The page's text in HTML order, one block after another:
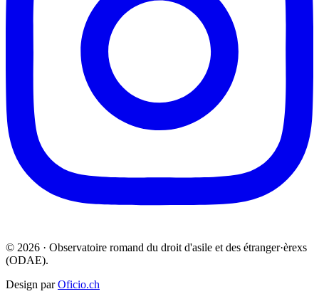
© 2026 · Observatoire romand du droit d'asile et des étranger·èrexs
(ODAE).
Design parOficio.ch